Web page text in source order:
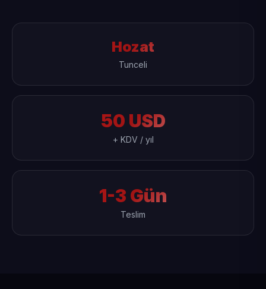
Hozat
Tunceli
50 USD
+ KDV / yıl
1-3 Gün
Teslim